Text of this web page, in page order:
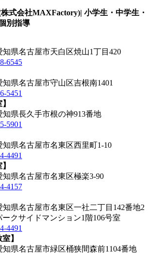
式会社MAXFactory)| 小学生・中学生・
別指導
知県名古屋市天白区焼山1丁目420
6545
知県名古屋市守山区吉根南1401
5451
知県長久手市根の神913番地
5901
知県名古屋市名東区西里町1-10
4491
知県名古屋市名東区極楽3-90
4157
知県名古屋市名東区一社二丁目142番地2
クサイドマンション1階106号室
4491
】
知県名古屋市緑区桶狭間森前1104番地